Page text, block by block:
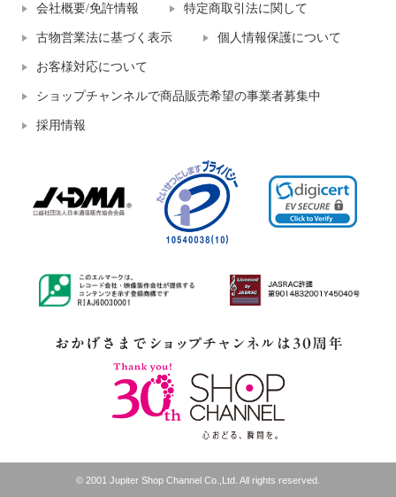
会社概要/免許情報 特定商取引法に関して
古物営業法に基づく表示 個人情報保護について
お客様対応について
ショップチャンネルで商品販売希望の事業者募集中
採用情報
© 2001 Jupiter Shop Channel Co.,Ltd. All rights reserved.